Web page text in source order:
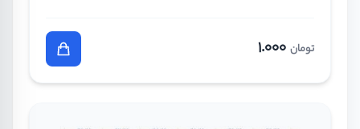
تومان 1.000